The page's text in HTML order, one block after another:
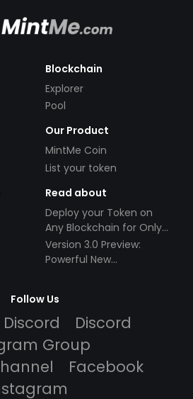
Blockchain
Explorer
Pool
Our Product
MintMe Coin
List your token
Read about
Deploy your Token on
Any Blockchain for Only
$49!
Version 3.0 Preview:
Powerful New
Follow Us
Discord
Discord
Group
Facebook